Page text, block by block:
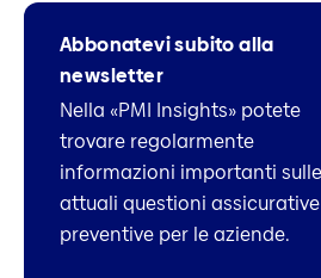
Abbonatevi subito alla
newsletter
Nella «PMI Insights» potete
trovare regolarmente
informazioni importanti sulle
attuali questioni
preventive per le aziende.